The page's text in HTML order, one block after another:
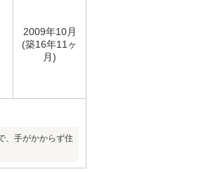
2009年10月
(築16年11ヶ
月)
、手がかからず住